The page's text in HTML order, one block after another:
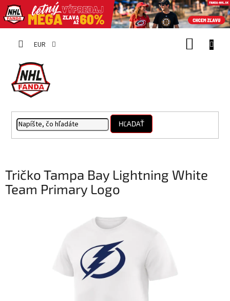
EUR
HĽADAŤ
Tričko Tampa Bay Lightning White
Team Primary Logo